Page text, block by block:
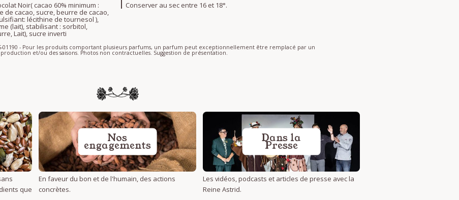
Noir( cacao 60% minimum :
de cacao, sucre, beurre de cacao,
lécithine de tournesol ),
(lait), stabilisant : sorbitol,
Lait), sucre inverti
Conserver au sec entre 16 et 18°.
01190 - Pour les produits comportant plusieurs parfums, un parfum peut exceptionnellement être remplacé par un
et/ou des saisons. Photos non contractuelles. Suggestion de présentation.
que
Nos
engagements
En faveur du bon et de l'humain, des actions
concrètes.
Dans la
Presse
Les vidéos, podcasts et articles de presse avec la
Reine Astrid.